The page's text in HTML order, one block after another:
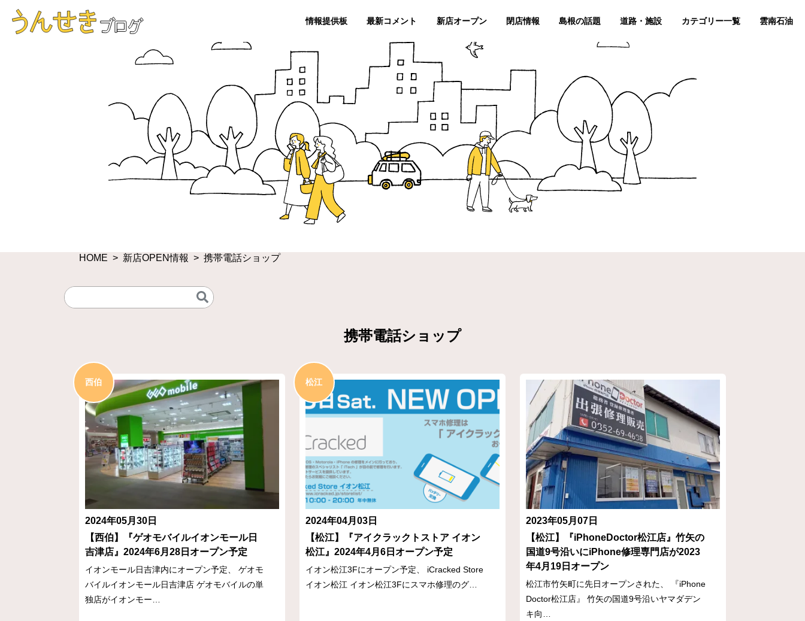
情報提供板 最新コメント 新店オープン 閉店情報 島根の話題 道路・施設 カテゴリー一覧 雲南石油
HOME 新店OPEN情報 携帯電話ショップ
携帯電話ショップ
西伯
2024年05月30日
【西伯】『ゲオモバイルイオンモール日
吉津店』2024年6月28日オープン予定
イオンモール日吉津内にオープン予定、 ゲオモ
バイルイオンモール日吉津店 ゲオモバイルの単
独店がイオンモー…
松江
2024年04月03日
【松江】『アイクラックトストア イオン
松江』2024年4月6日オープン予定
イオン松江3Fにオープン予定、 iCracked Store
イオン松江 イオン松江3Fにスマホ修理のグ…
2023年05月07日
【松江】『iPhoneDoctor松江店』竹矢の
国道9号沿いにiPhone修理専門店が2023
年4月19日オープン
松江市竹矢町に先日オープンされた、 『iPhone
Doctor松江店』 竹矢の国道9号沿いヤマダデン
キ向…